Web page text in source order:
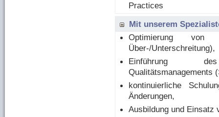
Practices
Mit unserem
Optimierung von
Über-/Unterschreitung),
Einführung
Qualitätsmanagements
kontinuierliche
Änderungen,
Ausbildung und Einsatz